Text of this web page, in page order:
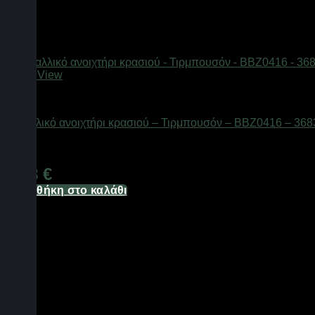
Quick View
Μεταλλικό ανοιχτήρι κρασιού – Τιρμπουσόν – BBZ0416 –
9,38 €
Προσθήκη στο καλάθι